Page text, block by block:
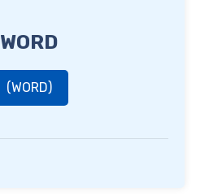
WORD
(WORD)